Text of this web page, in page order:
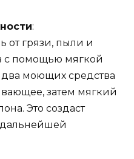
:
от грязи, пыли и
с помощью мягкой
моющих средства
затем мягкий
Это создаст
дальнейшей